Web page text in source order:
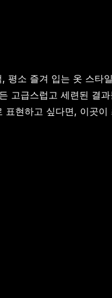
소 즐겨 입는 옷 스타
급스럽고 세련된 결
현하고 싶다면, 이곳